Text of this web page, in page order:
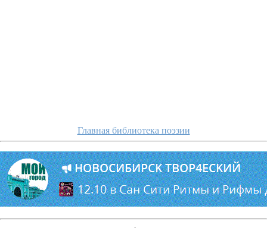
Главная библиотека поэзии